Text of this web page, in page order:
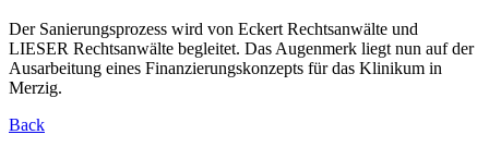
Der Sanierungsprozess wird von Eckert Rechtsanwälte und
LIESER Rechtsanwälte begleitet. Das Augenmerk liegt nun auf der
Ausarbeitung eines Finanzierungskonzepts für das Klinikum in
Merzig.
Back